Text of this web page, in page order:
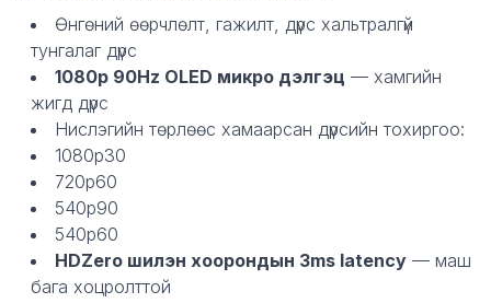
Өнгөний өөрчлөлт, гажилт, дүрс хальтралгүй
тунгалаг дүрс
1080p 90Hz OLED микро дэлгэц — хамгийн
жигд дүрс
Нислэгийн төрлөөс хамаарсан дүрсийн тохиргоо:
1080p30
720p60
540p90
540p60
HDZero шилэн хоорондын 3ms latency — маш
бага хоцролттой